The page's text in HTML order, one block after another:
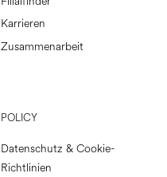
Karrieren
Zusammenarbeit
POLICY
Datenschutz & Cookie-
Richtlinien